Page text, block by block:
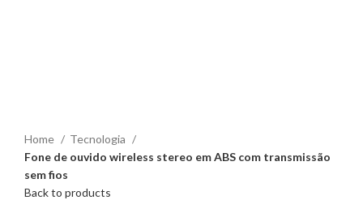
Home
Tecnologia
Fone de ouvido wireless stereo em ABS com transmissão
sem fios
Back to products